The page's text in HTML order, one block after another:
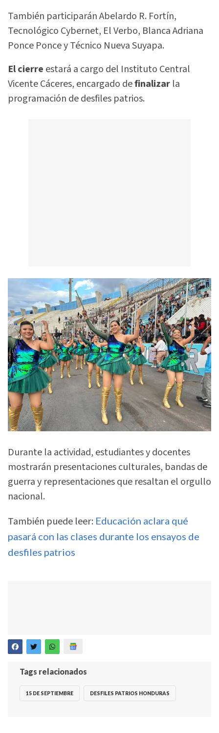
También participarán Abelardo R. Fortín,
Tecnológico Cybernet, El Verbo, Blanca Adriana
Ponce Ponce y Técnico Nueva Suyapa.
El cierre estará a cargo del Instituto Central
Vicente Cáceres, encargado definalizar la
programación de desfiles patrios.
Durante la actividad, estudiantes y docentes
mostrarán presentaciones culturales, bandas de
guerra y representaciones que resaltan el orgullo
nacional.
También puede leer: Educación aclara qué
pasará con las clases durante los ensayos de
desfiles patrios
Tags relacionados
15 DE SEPTIEMBRE DESFILES PATRIOS HONDURAS